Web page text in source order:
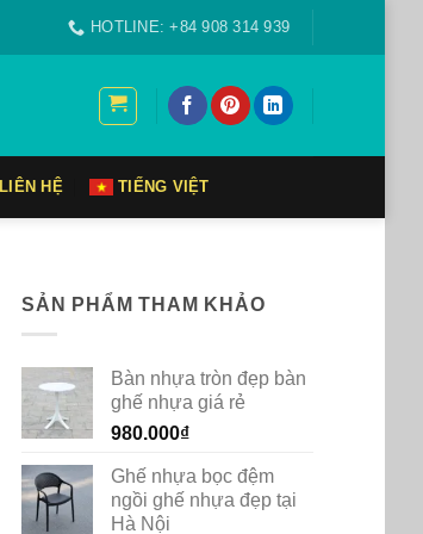
HOTLINE: +84 908 314 939
LIÊN HỆ TIẾNG VIỆT
SẢN PHẨM THAM KHẢO
Bàn nhựa tròn đẹp bàn
ghế nhựa giá rẻ
980.000₫
Ghế nhựa bọc đệm
ngồi ghế nhựa đẹp tại
Hà Nội